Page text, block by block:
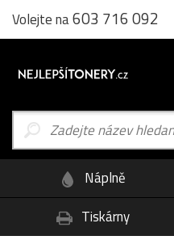
Volejte na603 716 092
Náplně
Tiskárny